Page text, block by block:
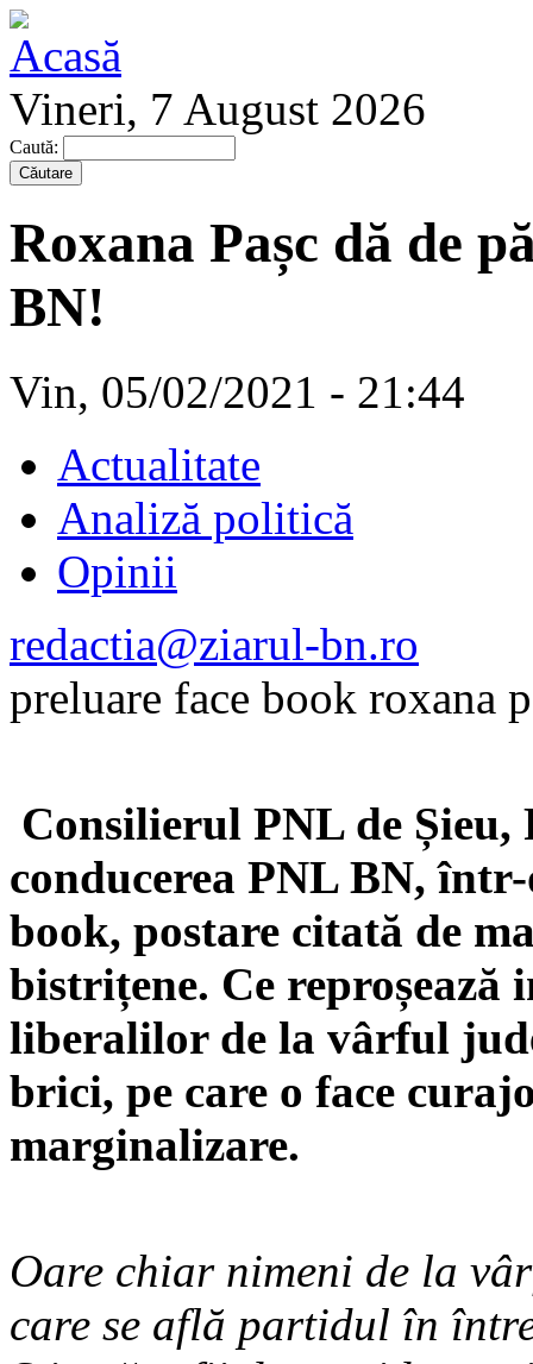
Vineri, 7 August 2026
Caută:
Roxana Pașc dă de
BN!
Vin, 05/02/2021 - 21:44
Actualitate
Analiză politică
Opinii
redactia@ziarul-bn.ro
preluare face book roxana
Consilierul PNL de
conducerea PNL BN,
book, postare citată de
bistrițene. Ce reproșează
liberalilor de la vârful
brici, pe care o face
marginalizare.
Oare chiar nimeni de la
care se află partidul în